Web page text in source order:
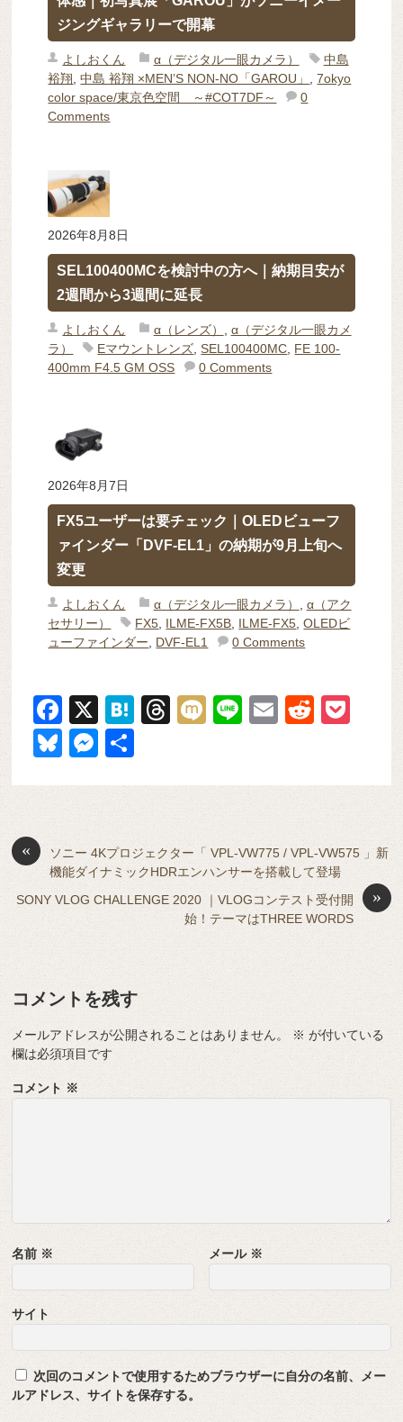
ジングギャラリーで開幕
よしおくん α（デジタル一眼カメラ）
中島
裕翔 ,中島 裕翔 ×MEN’S NON-NO「GAROU」 ,7okyo
color space/東京色空間 ～#COT7DF～
0
Comments
2026年8月8日
SEL100400MCを検討中の方へ｜納期目安が
2週間から3週間に延長
よしおくん α（レンズ）
α（デジタル一眼カメ
ラ）
Eマウントレンズ ,SEL100400MC FE 100-
400mm F4.5 GM OSS
0 Comments
2026年8月7日
FX5ユーザーは要チェック｜OLEDビューフ
ァインダー「DVF-EL1」の納期が9月上旬へ
変更
よしおくん α（デジタル一眼カメラ）
α（アク
セサリー）
FX5 ILME-FX5B ILME-FX5 ,OLEDビ
ューファインダー
DVF-EL1 0 Comments
F
a
c
e
o
o
k
X
H
n
T
a
s
M
Li
E
R
di et
Bl
y
M
n
g
«
ソニー 4Kプロジェクター「 VPL-VW775 / VPL-VW575 」新
機能ダイナミックHDRエンハンサーを搭載して登場
»
SONY VLOG CHALLENGE 2020 ｜VLOGコンテスト受付開
始！テーマはTHREE WORDS
コメントを残す
メールアドレスが公開されることはありません。 ※ が付いている
欄は必須項目です
コメント ※
名前 ※ メール ※
サイト
次回のコメントで使用するためブラウザーに自分の名前、メー
ルアドレス、サイトを保存する。